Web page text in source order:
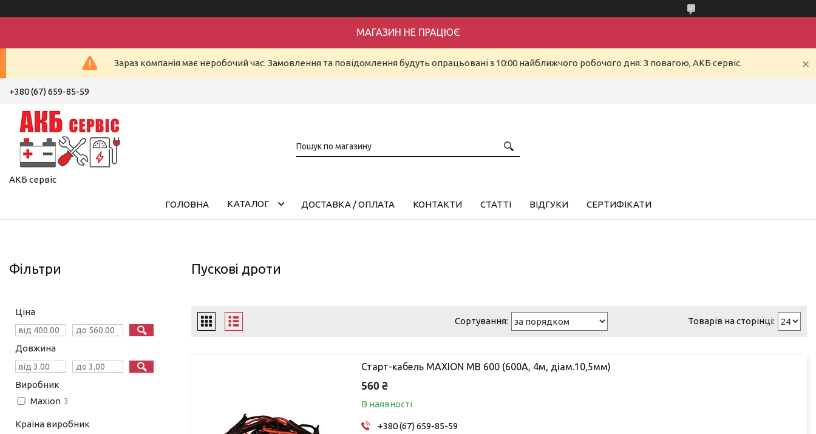
МАГАЗИН НЕ ПРАЦЮЄ
Зараз компанія має неробочий час. Замовлення та повідомлення будуть опрацьовані з 10:00 найближчого робочого дня. З повагою, АКБ сервіс.
+380 (67) 659-85-59
АКБ сервіс
ГОЛОВНА КАТАЛОГ ДОСТАВКА / ОПЛАТА КОНТАКТИ СТАТТІ ВІДГУКИ СЕРТИФІКАТИ
Пускові дроти
Старт-кабель MAXION MB 600 (600А, 4м, діам.10,5мм)
560 ₴
В наявності
+380 (67) 659-85-59
Фільтри
Ціна
Довжина
Виробник
Maxion 3
Країна виробник